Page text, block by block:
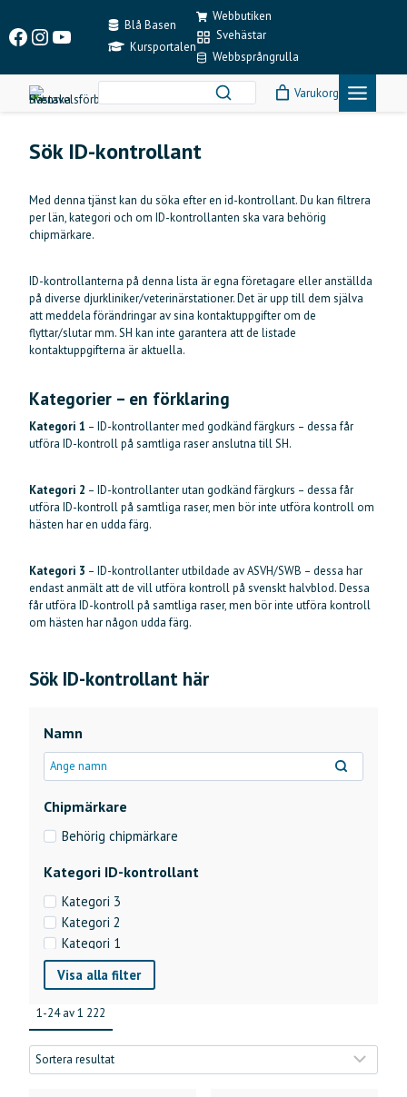
content
Facebook
Instagram
YouTubeBlå Basen
Kursportalen
Webbutiken
Svehästar
Webbsprångrulla
Varukorg
Sök ID-kontrollant
Med denna tjänst kan du söka efter en id-kontrollant. Du kan filtrera
per län, kategori och om ID-kontrollanten ska vara behörig
chipmärkare.
ID-kontrollanterna på denna lista är egna företagare eller anställda
på diverse djurkliniker/veterinärstationer. Det är upp till dem själva
att meddela förändringar av sina kontaktuppgifter om de
flyttar/slutar mm. SH kan inte garantera att de listade
kontaktuppgifterna är aktuella.
Kategorier – en förklaring
Kategori 1 – ID-kontrollanter med godkänd färgkurs – dessa får
utföra ID-kontroll på samtliga raser anslutna till SH.
Kategori 2 – ID-kontrollanter utan godkänd färgkurs – dessa får
utföra ID-kontroll på samtliga raser, men bör inte utföra kontroll om
hästen har en udda färg.
Kategori 3 – ID-kontrollanter utbildade av ASVH/SWB – dessa har
endast anmält att de vill utföra kontroll på svenskt halvblod. Dessa
får utföra ID-kontroll på samtliga raser, men bör inte utföra kontroll
om hästen har någon udda färg.
Sök ID-kontrollant här
Namn Chipmärkare Behörig chipmärkare Kategori ID-kontrollant
Namn
Chipmärkare
Behörig chipmärkare
Kategori ID-kontrollant
Kategori 3
Kategori 2
Kategori 1
Filtrera per län
Blekinge län (K)
Dalarnas län (W)
Gotlands län (I)
Gävleborgs län (X)
Visa alla filter
1-24 av 1 222